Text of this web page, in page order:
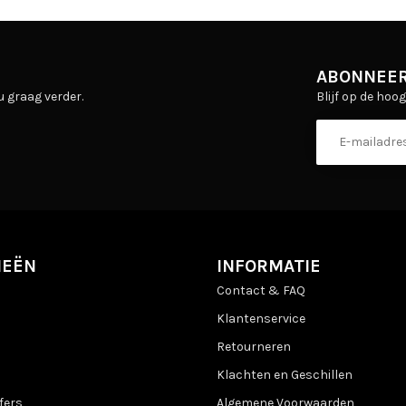
graag verder. Blijf op de
INFORMATIE
Contact & FAQ
Klantenservice
Retourneren
Klachten en Geschillen
Algemene Voorwaarden